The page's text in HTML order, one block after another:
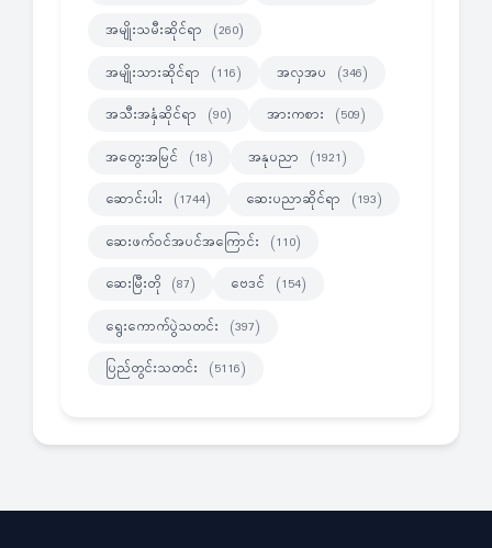
အမျိုးသမီးဆိုင်ရာ (260)
အမျိုးသားဆိုင်ရာ (116) အလှအပ (346)
အသီးအနှံဆိုင်ရာ (90) အားကစား (509)
အတွေးအမြင် (18) အနုပညာ (1921)
ဆောင်းပါး (1744) ဆေးပညာဆိုင်ရာ (193)
ဆေးဖက်ဝင်အပင်အကြောင်း (110)
ဆေးမြီးတို (87) ဗေဒင် (154)
ရွေးကောက်ပွဲသတင်း (397)
ပြည်တွင်းသတင်း (5116)